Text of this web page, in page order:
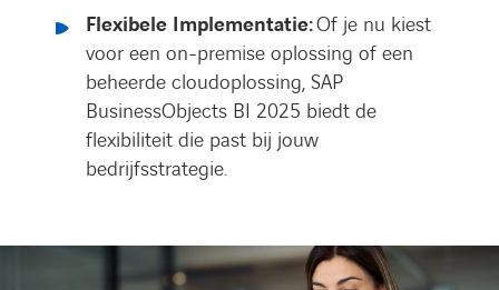
Flexibele Implementatie:Of je nu kiest
voor een on-premise oplossing of een
beheerde cloudoplossing, SAP
BusinessObjects BI 2025 biedt de
flexibiliteit die past bij jouw
bedrijfsstrategie.